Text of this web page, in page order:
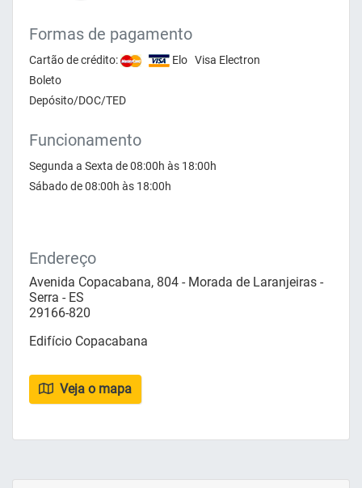
Formas de pagamento
Cartão de crédito:
Elo Visa Electron
Boleto
Depósito/DOC/TED
Funcionamento
Segunda a Sexta de 08:00h às 18:00h
Sábado de 08:00h às 18:00h
Endereço
Avenida Copacabana, 804 - Morada de Laranjeiras -
Serra - ES
29166-820
Edifício Copacabana
Veja o mapa